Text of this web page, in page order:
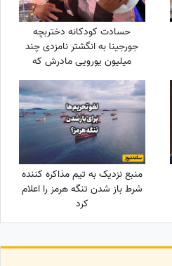
حسادت کودکانه دختربچه
جورجینا به انگشتر نامزدی چند
میلیون یورویی مادرش که
رونالدو به او هدیه داده بود!
منبع نزدیک به تیم مذاکره کننده
شرط باز شدن تنگه هرمز را اعلام
کرد